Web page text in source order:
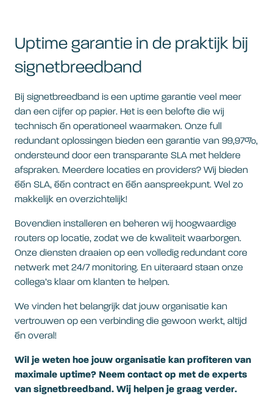
Uptime garantie in de praktijk bij
signetbreedband
Bij signetbreedband is een uptime garantie veel meer
dan een cijfer op papier. Het is een belofte die wij
technisch én operationeel waarmaken. Onze full
redundant oplossingen bieden een garantie van 99,97%,
ondersteund door een transparante SLA met heldere
afspraken. Meerdere locaties en providers? Wij bieden
één SLA, één contract en één aanspreekpunt. Wel zo
makkelijk en overzichtelijk!
Bovendien installeren en beheren wij hoogwaardige
routers op locatie, zodat we de kwaliteit waarborgen.
Onze diensten draaien op een volledig redundant core
netwerk met 24/7 monitoring. En uiteraard staan onze
collega’s klaar om klanten te helpen.
We vinden het belangrijk dat jouw organisatie kan
vertrouwen op een verbinding die gewoon werkt, altijd
én overal!
Wil je weten hoe jouw organisatie kan profiteren van
maximale uptime? Neem contact op met de experts
van signetbreedband. Wij helpen je graag verder.